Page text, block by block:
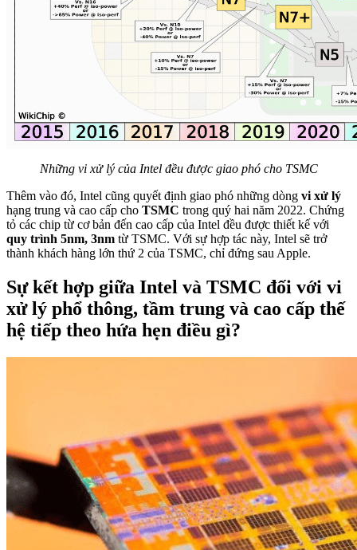
Những vi xử lý của Intel đều được giao phó cho TSMC
Thêm vào đó, Intel cũng quyết định giao phó những dòng vi xử lý
hạng trung và cao cấp cho TSMC trong quý hai năm 2022. Chứng
tỏ các chip từ cơ bản đến cao cấp của Intel đều được thiết kế với
quy trình 5nm, 3nm từ TSMC. Với sự hợp tác này, Intel sẽ trở
thành khách hàng lớn thứ 2 của TSMC, chỉ đứng sau Apple.
Sự kết hợp giữa Intel và TSMC đối với vi
xử lý phổ thông, tầm trung và cao cấp thế
hệ tiếp theo hứa hẹn điều gì?